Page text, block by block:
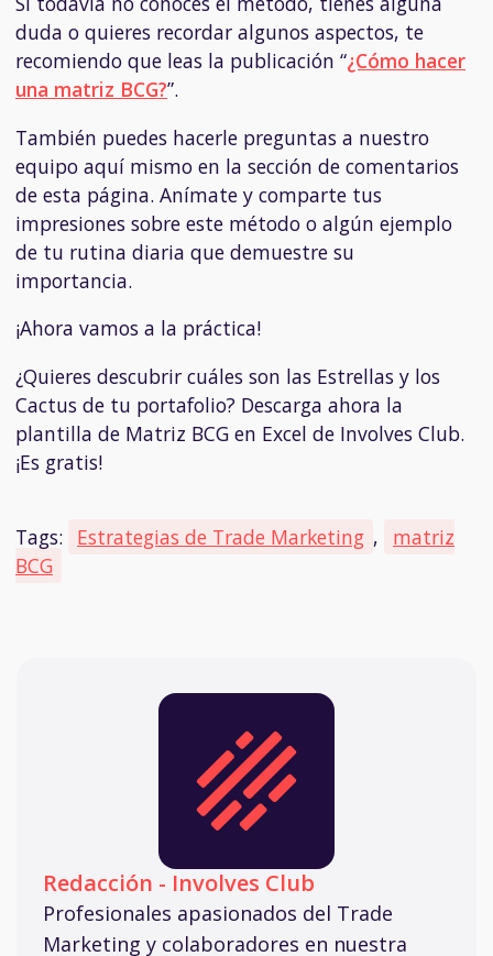
duda o quieres recordar algunos aspectos, te
recomiendo que leas la publicación “¿Cómo hacer
una matriz BCG?”.
También puedes hacerle preguntas a nuestro
equipo aquí mismo en la sección de comentarios
de esta página. Anímate y comparte tus
impresiones sobre este método o algún ejemplo
de tu rutina diaria que demuestre su
importancia.
¡Ahora vamos a la práctica!
¿Quieres descubrir cuáles son las Estrellas y los
Cactus de tu portafolio? Descarga ahora la
plantilla de Matriz BCG en Excel de Involves Club.
¡Es gratis!
Tags: Estrategias de Trade Marketing ,
matriz
BCG
Redacción - Involves Club
Profesionales apasionados del Trade
Marketing y colaboradores en nuestra